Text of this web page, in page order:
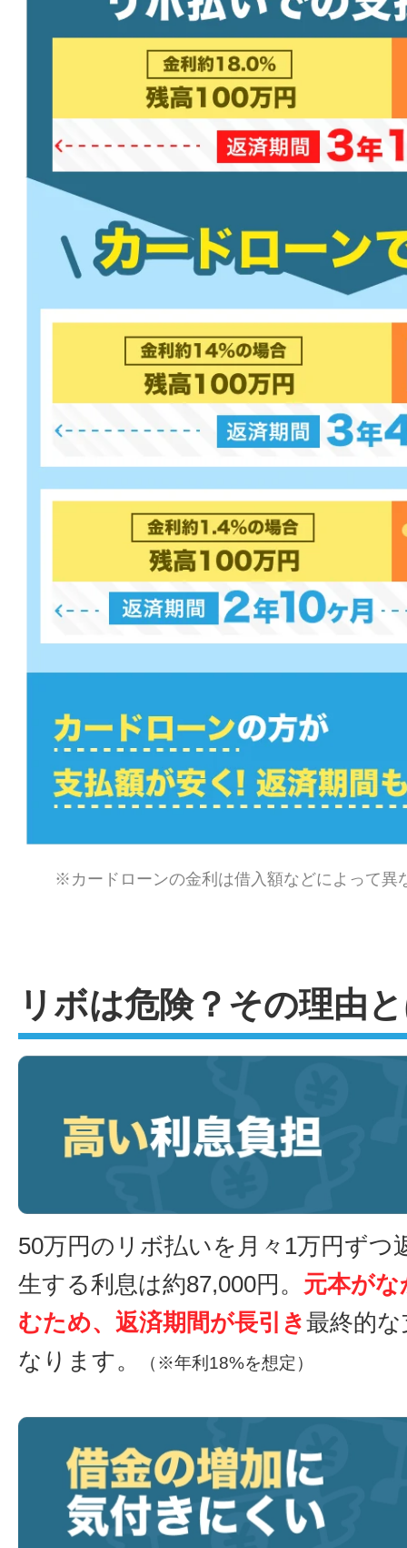
※カードローンの金利は借入額などによって異
リボは危険？その理由
50万円のリボ払いを月々1万円ずつ
生する利息は約87,000円。 元本が
むため、返済期間が長引き最終的
なります。
（※年利18%を想定）